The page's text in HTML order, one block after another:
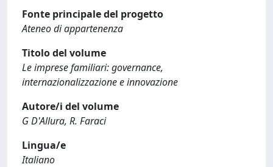
Fonte principale del progetto
Ateneo di appartenenza
Titolo del volume
Le imprese familiari: governance,
internazionalizzazione e innovazione
Autore/i del volume
G D'Allura, R. Faraci
Lingua/e
Italiano